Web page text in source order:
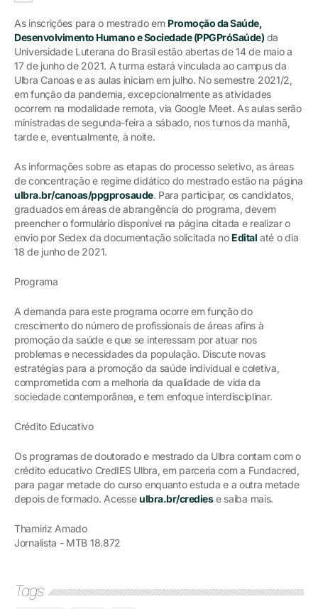
As inscrições para o mestrado em Promoção da Saúde,
Desenvolvimento Humano e Sociedade (PPGPróSaúde) da
Universidade Luterana do Brasil estão abertas de 14 de maio a
17 de junho de 2021. A turma estará vinculada ao campus da
Ulbra Canoas e as aulas iniciam em julho. No semestre 2021/2,
em função da pandemia, excepcionalmente as atividades
ocorrem na modalidade remota, via Google Meet. As aulas serão
ministradas de segunda-feira a sábado, nos turnos da manhã,
tarde e, eventualmente, à noite.
As informações sobre as etapas do processo seletivo, as áreas
de concentração e regime didático do mestrado estão na página
ulbra.br/canoas/ppgprosaude. Para participar, os candidatos,
graduados em áreas de abrangência do programa, devem
preencher o formulário disponível na página citada e realizar o
envio por Sedex da documentação solicitada no Edital até o dia
18 de junho de 2021.
Programa
A demanda para este programa ocorre em função do
crescimento do número de profissionais de áreas afins à
promoção da saúde e que se interessam por atuar nos
problemas e necessidades da população. Discute novas
estratégias para a promoção da saúde individual e coletiva,
comprometida com a melhoria da qualidade de vida da
sociedade contemporânea, e tem enfoque interdisciplinar.
Crédito Educativo
Os programas de doutorado e mestrado da Ulbra contam com o
crédito educativo CredIES Ulbra, em parceria com a Fundacred,
para pagar metade do curso enquanto estuda e a outra metade
depois de formado. Acesseulbra.br/crediese saiba mais.
Thamiriz Amado
Jornalista - MTB 18.872
Tags